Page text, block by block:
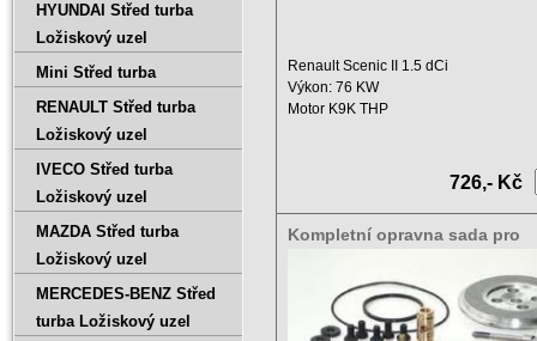
Renault Scenic II 1.5 dCi
Výkon: 76 KW
Motor K9K THP
726,- Kč
Kompletní opravna sada pro
dCi, 7701475135 , 5439 988
HYUNDAI Střed turba
Ložiskový uzel
Mini Střed turba
RENAULT Střed turba
Ložiskový uzel
IVECO Střed turba
Ložiskový uzel
MAZDA Střed turba
Ložiskový uzel
MERCEDES-BENZ Střed
turba Ložiskový uzel